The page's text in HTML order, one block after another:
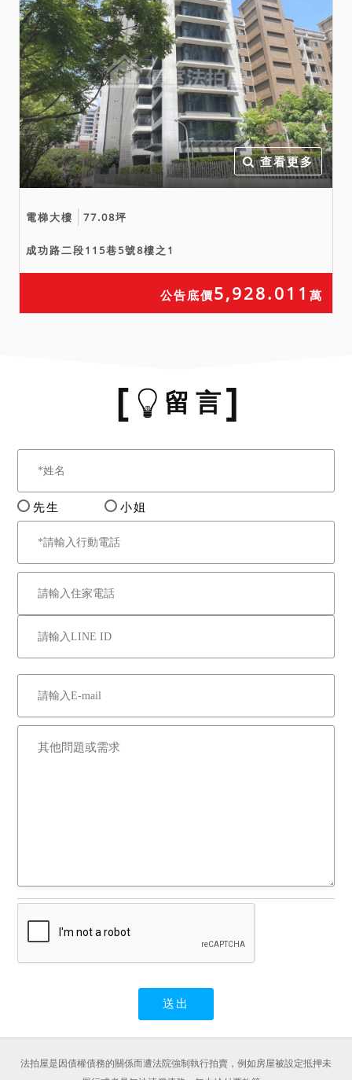
查看更多
電梯大樓 77.08坪
成功路二段115巷5號8樓之1
公告底價5,928.011 萬
留 言
先生 小姐
法拍屋是因債權債務的關係而遭法院強制執行拍賣，例如房屋被設定抵押未